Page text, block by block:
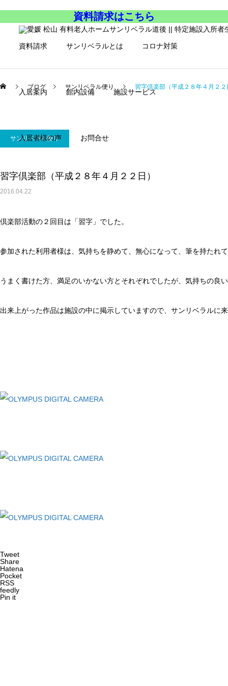
資料請求はこちら
資料請求 サンリベラルとは コロナ対策
入居案内 館内設備 施設サービス
入居者様の声 お問合せ
ブログ サンリベラル便り 習字倶楽部（平成２８年４月２２
サンリベラル便り
習字倶楽部（平成２８年４月２２日）
2016.04.22
倶楽部活動の２回目は「習字」でした。
参加された利用者様は、気持ちを静めて、無心になって、筆を持たれ
うまく書けた方、満足のいかない方とそれぞれでしたが、気持ちの良
出来上がった作品は施設の中に掲示していますので、サンリベラルに
Tweet
Share
Hatena
Pocket
RSS
feedly
Pin it